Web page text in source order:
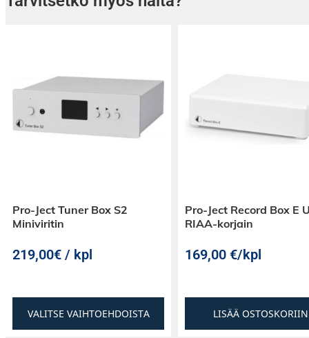
pohjan, jonka puuttumisen huomaa usein
kunnollinen subwoofer lisätään
matala basso lisää tapahtumien fyysistä
pääkaiuttimilta vaaditaan kaikkea yksin.
Pro-Ject Tuner Box S2
Miniviritin
219,00€ / kpl
VALITSE VAIHTOEHDOISTA
Pro-Ject Record Box E
RIAA-korjain
169,00 €/kpl
LISÄÄ OSTOSKORIIN